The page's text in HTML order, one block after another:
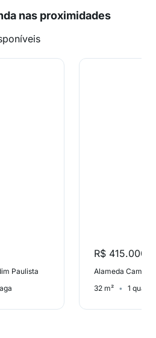
nas proximidades
Paulista
R$ 415.000
Alameda
32 m²
1 quarto